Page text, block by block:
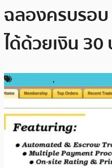
ฉลองครบรอบ
ได้ด้วยเงิน 30
,